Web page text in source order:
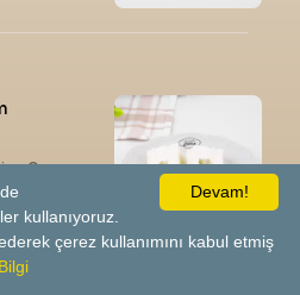
Gases
Devam!
kullanıyoruz.
çerez kullanımını kabul etmiş